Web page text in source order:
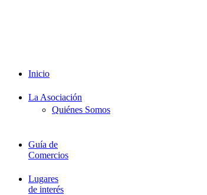
Inicio
La Asociación
Quiénes Somos
Guía de
Comercios
Lugares
de interés